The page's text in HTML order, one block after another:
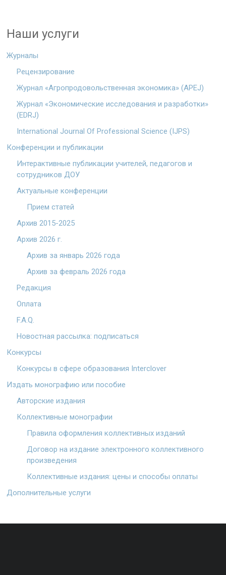
Наши услуги
Журналы
Рецензирование
Журнал «Агропродовольственная экономика» (APEJ)
Журнал «Экономические исследования и разработки»
(EDRJ)
International Journal Of Professional Science (IJPS)
Конференции и публикации
Интерактивные публикации учителей, педагогов и
сотрудников ДОУ
Актуальные конференции
Прием статей
Архив 2015-2025
Архив 2026 г.
Архив за январь 2026 года
Архив за февраль 2026 года
Редакция
Оплата
F.A.Q.
Новостная рассылка: подписаться
Конкурсы
Конкурсы в сфере образования Interclover
Издать монографию или пособие
Авторские издания
Коллективные монографии
Правила оформления коллективных изданий
Договор на издание электронного коллективного
произведения
Коллективные издания: цены и способы оплаты
Дополнительные услуги